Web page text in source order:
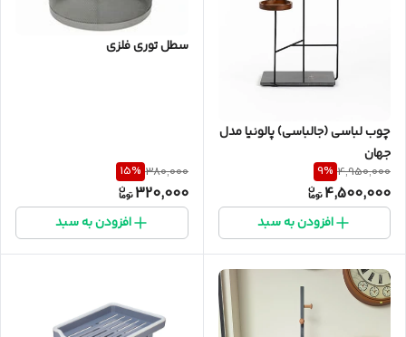
چوب لباسی (جالباسی) پالونیا مدل
جهان
4,950,000
9%
4,500,000
افزودن به سبد
سطل توری فلزی
380,000
15%
320,000
افزودن به سبد